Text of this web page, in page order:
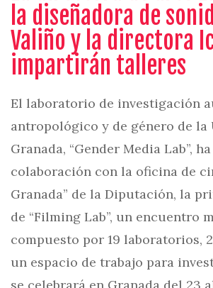
la diseñadora de
Valiño y la directora
impartirán talleres
El laboratorio de investigación
antropológico y de género de la
Granada, “Gender Media Lab”,
colaboración con la oficina de
Granada” de la Diputación, la
de “Filming Lab”, un encuentro
compuesto por 19 laboratorios,
un espacio de trabajo para